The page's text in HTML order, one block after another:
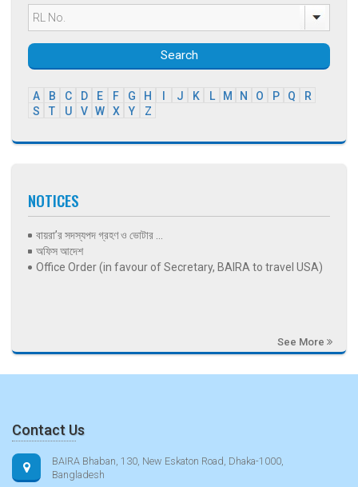
Search
A B C D E F G H J K L M N O P Q
R
S
T U V W X Y Z
NOTICES
বায়রা’র সদস্যপদ গ্রহণ ও ভোটার ...
অফিস আদেশ
Office Order (in favour of Secretary, BAIRA to travel USA)
See More
Contact Us
BAIRA Bhaban, 130, New Eskaton Road, Dhaka-1000,
Bangladesh